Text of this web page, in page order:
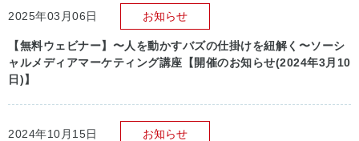
2025年03月06日 お知らせ
【無料ウェビナー】〜人を動かすバズの仕掛けを紐解く〜ソーシ
ャルメディアマーケティング講座【開催のお知らせ(2024年3月10
日)】
2024年10月15日 お知らせ